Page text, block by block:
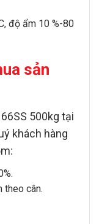
độ ẩm 10 %-80
sản
500kg tại
khách hàng
theo cân.